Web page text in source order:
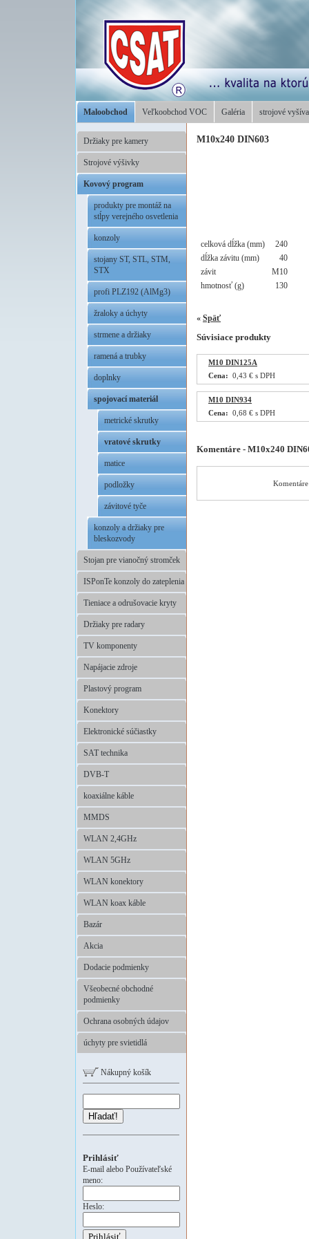
Maloobchod Veľkoobchod VOC Galéria strojové
Držiaky pre kamery
Strojové výšivky
Kovový program
produkty pre montáž na
stĺpy verejného osvetlenia
konzoly
stojany ST, STL, STM,
STX
profi PLZ192 (AlMg3)
žraloky a úchyty
strmene a držiaky
ramená a trubky
doplnky
spojovací materiál
metrické skrutky
vratové skrutky
matice
podložky
závitové tyče
konzoly a držiaky pre
bleskozvody
Stojan pre vianočný stromček
ISPonTe konzoly do zateplenia
Tieniace a odrušovacie kryty
Držiaky pre radary
TV komponenty
Napájacie zdroje
Plastový program
Konektory
Elektronické súčiastky
SAT technika
DVB-T
koaxiálne káble
MMDS
WLAN 2,4GHz
WLAN 5GHz
WLAN konektory
WLAN koax káble
Bazár
Akcia
Dodacie podmienky
Všeobecné obchodné
podmienky
Ochrana osobných údajov
úchyty pre svietidlá
Nákupný košík
Hľadať!
Prihlásiť
E-mail alebo Používateľské
meno:
Heslo:
M10x240 DIN603
celková dĺžka (mm)
240
dĺžka závitu (mm)
40
závit
M10
hmotnosť (g)
130
« Späť
Súvisiace produkty
M10 DIN125A
Cena: 0,43 € s DPH
M10 DIN934
Cena: 0,68 € s DPH
Komentáre - M10x240